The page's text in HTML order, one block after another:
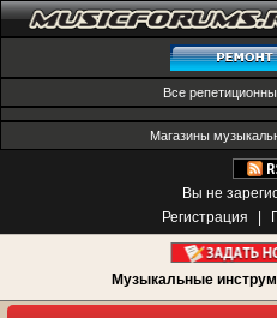
Все
Магазины
Вы не
Регистрация
Музыкальные